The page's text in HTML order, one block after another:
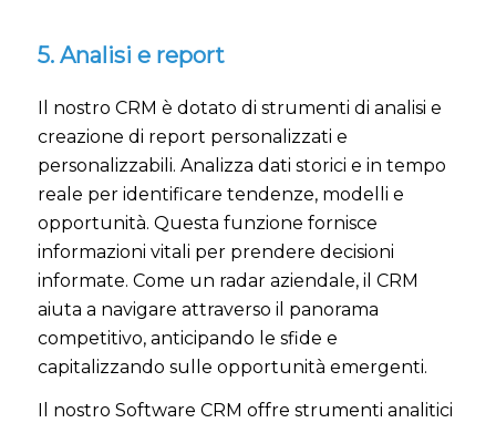
5. Analisi e report
Il nostro CRM è dotato di strumenti di analisi e
creazione di report personalizzati e
personalizzabili. Analizza dati storici e in tempo
reale per identificare tendenze, modelli e
opportunità. Questa funzione fornisce
informazioni vitali per prendere decisioni
informate. Come un radar aziendale, il CRM
aiuta a navigare attraverso il panorama
competitivo, anticipando le sfide e
capitalizzando sulle opportunità emergenti.
Il nostro Software CRM offre strumenti analitici